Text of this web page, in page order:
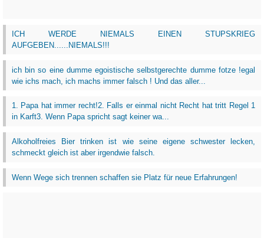
ICH WERDE NIEMALS EINEN STUPSKRIEG
AUFGEBEN......NIEMALS!!!
ich bin so eine dumme egoistische selbstgerechte dumme fotze !egal
wie ichs mach, ich machs immer falsch ! Und das aller...
1. Papa hat immer recht!2. Falls er einmal nicht Recht hat tritt Regel 1
in Karft3. Wenn Papa spricht sagt keiner wa...
Alkoholfreies Bier trinken ist wie seine eigene schwester lecken,
schmeckt gleich ist aber irgendwie falsch.
Wenn Wege sich trennen schaffen sie Platz für neue Erfahrungen!